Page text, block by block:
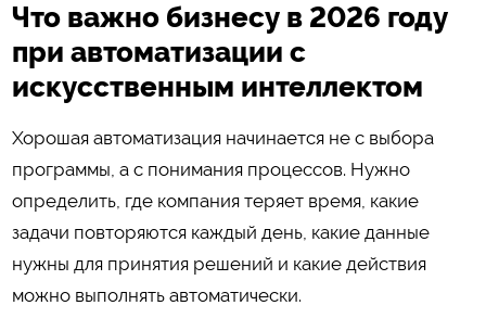
Что важно бизнесу в 2026 году
при автоматизации с
искусственным интеллектом
Хорошая автоматизация начинается не с выбора
программы, а с понимания процессов. Нужно
определить, где компания теряет время, какие
задачи повторяются каждый день, какие данные
нужны для принятия решений и какие действия
можно выполнять автоматически.